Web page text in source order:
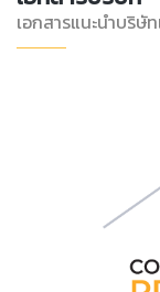
เอกสารแนะนำบริษั